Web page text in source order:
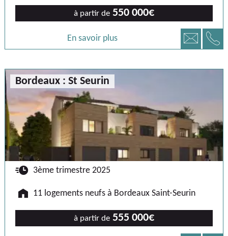
à partir de 550 000€
En savoir plus 📧 📞
Bordeaux : St Seurin
🕐 3ème trimestre 2025
🏠 11 logements neufs à Bordeaux Saint-Seurin
à partir de 555 000€